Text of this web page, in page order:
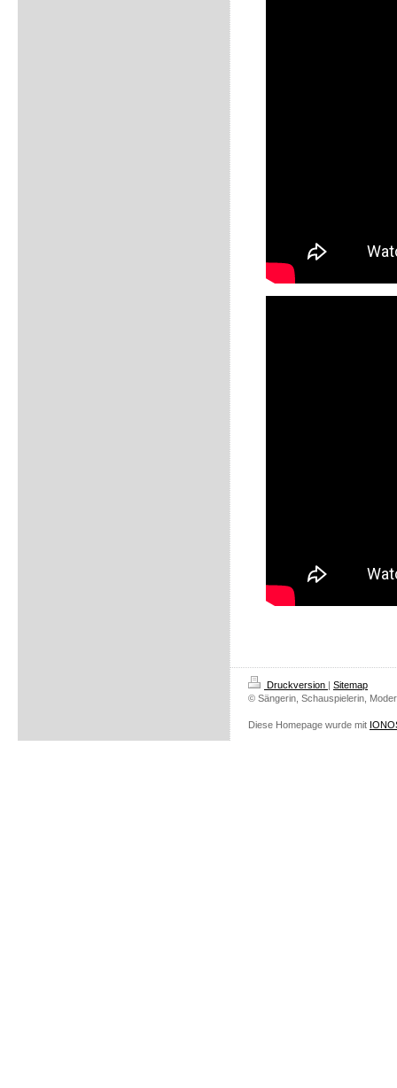
Druckversion | Sitemap
© Sängerin, Schauspielerin,
Diese Homepage wurde mit